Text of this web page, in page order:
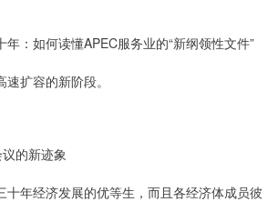
：如何读懂APEC服务业的“新纲领性文件”
扩容的新阶段。
的新迹象
十年经济发展的优等生，而且各经济体成员彼